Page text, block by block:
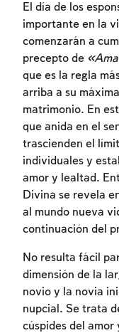
El día de los
importante en la
comenzarán a
precepto de
que es la regla
arriba a su
matrimonio. En
que anida en el
trascienden el
individuales y
amor y lealtad.
Divina se revela
al mundo nueva
continuación del
No resulta fácil
dimensión de la
novio y la novia
nupcial. Se trata
cúspides del amor